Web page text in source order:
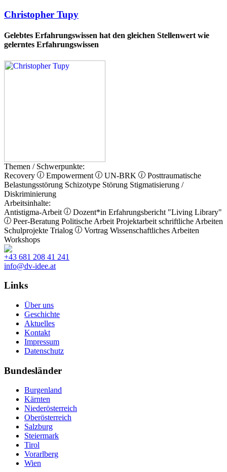
Christopher Tupy
Gelebtes Erfahrungswissen hat den gleichen Stellenwert wie
gelerntes Erfahrungswissen
Themen / Schwerpunkte:
Recovery
Empowerment UN-BRK
Posttraumatische
Belastungsstörung Schizotype Störung Stigmatisierung /
Diskriminierung
Arbeitsinhalte:
Antistigma-Arbeit
Dozent*in Erfahrungsbericht "Living Library"
Peer-Beratung Politische Arbeit Projektarbeit schriftliche Arbeiten
Schulprojekte Trialog Vortrag Wissenschaftliches Arbeiten
Workshops
+43 681 208 41 241
info@dv-idee.at
Links
Über uns
Geschichte
Aktuelles
Kontakt
Impressum
Datenschutz
Bundesländer
Burgenland
Kärnten
Niederösterreich
Oberösterreich
Salzburg
Steiermark
Tirol
Vorarlberg
Wien